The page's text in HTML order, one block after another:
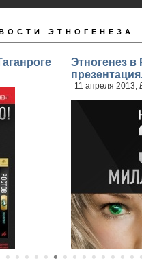
ЭТНОГЕНЕЗА
Этногенез в
11 апреля 2013,